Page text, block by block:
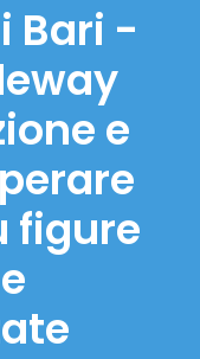
Bari -
e
figure